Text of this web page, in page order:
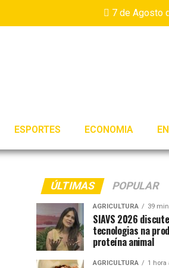
7 de Agosto
ESPORTES ECONOMIA
ÚLTIMAS POPULAR
AGRICULTURA 39
SIAVS 2026
tecnologias na
proteína animal
AGRICULTURA 1 hora